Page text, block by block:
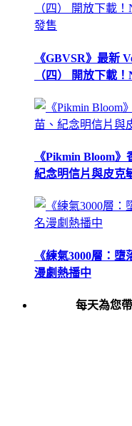
《GBVSR》最新
（四） 開放下載
《Pikmin Bloom
紀念明信片與皮克
《練氣3000層：
漫劇熱播中
每天為您